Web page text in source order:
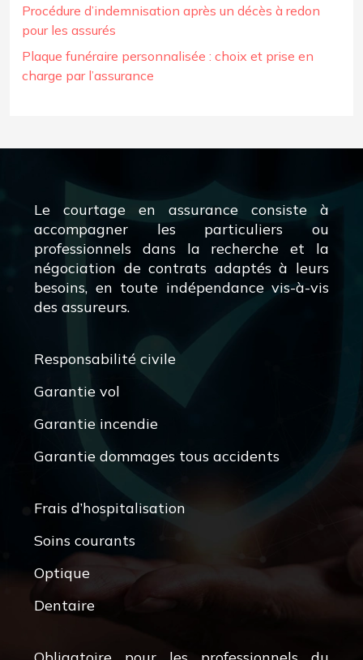
Procédure d’indemnisation après un décès à redon
pour les assurés
Plaque funéraire personnalisée : choix et prise en
charge par l’assurance
Le courtage en assurance consiste à
accompagner les particuliers ou
professionnels dans la recherche et la
négociation de contrats adaptés à leurs
besoins, en toute indépendance vis-à-vis
des assureurs.
Responsabilité civile
Garantie vol
Garantie incendie
Garantie dommages tous accidents
Frais d’hospitalisation
Soins courants
Optique
Dentaire